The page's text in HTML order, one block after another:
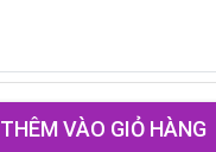
THÊM VÀO GIỎ HÀNG